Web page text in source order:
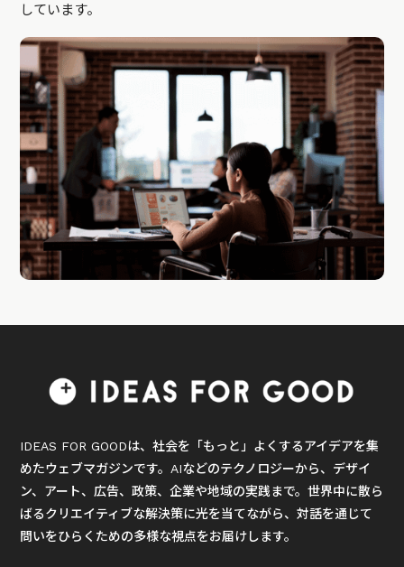
しています。
IDEAS FOR GOODは、社会を「もっと」よくするアイデアを集
めたウェブマガジンです。AIなどのテクノロジーから、デザイ
ン、アート、広告、政策、企業や地域の実践まで。世界中に散ら
ばるクリエイティブな解決策に光を当てながら、対話を通じて
問いをひらくための多様な視点をお届けします。